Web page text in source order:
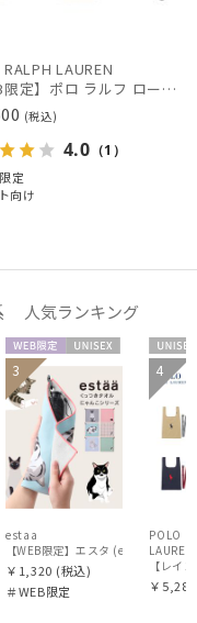
LAUREN
【WEB限定】ポロ ラルフ ローレン（POLO RALPH LAUREN）ベルト付バッグ ポロベア Mサイズ
(税込)
4.0 （1）
定
向け
人気ランキング
WEB限
定
UNISE
X
3
estaa
【WEB限定】エスタ (estaa) くっ
￥1,320 (税込)
＃WEB限定
UNISE
X
4
POLO
LAUREN
【レイ
￥5,280